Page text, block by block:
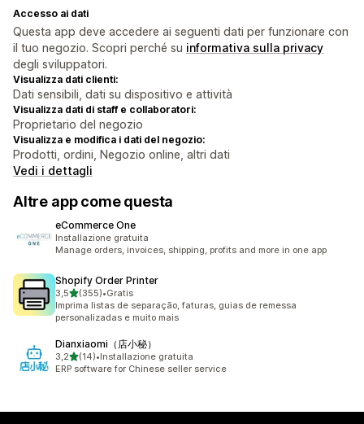
Accesso ai dati
Questa app deve accedere ai seguenti dati per funzionare con
il tuo negozio. Scopri perché su informativa sulla privacy
degli sviluppatori.
Visualizza dati clienti:
Dati sensibili, dati su dispositivo e attività
Visualizza dati di staff e collaboratori:
Proprietario del negozio
Visualizza e modifica i dati del negozio:
Prodotti, ordini, Negozio online, altri dati
Vedi i dettagli
Altre app come questa
eCommerce One
Installazione gratuita
Manage orders, invoices, shipping, profits and more in one app
Shopify Order Printer
3,5stelle su 5
(355)
355 recensioni totali
•Gratis
Imprima listas de separação, faturas, guias de remessa
personalizadas e muito mais
Dianxiaomi（店小秘）
3,2stelle su 5
(14)
14 recensioni totali
•Installazione gratuita
ERP software for Chinese seller service